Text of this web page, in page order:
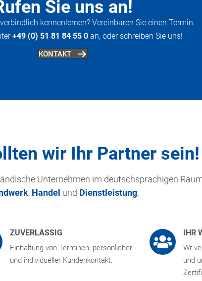
Sie uns an!
kennenlernen? Vereinbaren Sie einen Termin.
+49 (0) 51 81 84 55 0 an, oder schreiben Sie uns!
KONTAKT
wir Ihr Partner sein!
Unternehmen im deutschsprachigen
, Handel und Dienstleistung.
ZUVERLÄSSIG
Einhaltung von Terminen, persönlicher
und individueller Kundenkontakt.
IHR
Wr
und